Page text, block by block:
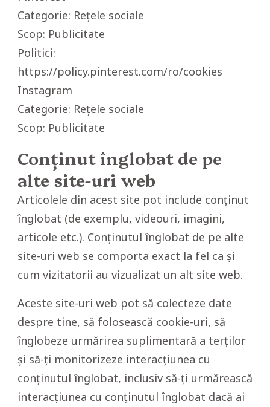
Categorie: Rețele sociale
Scop: Publicitate
Politici:
https://policy.pinterest.com/ro/cookies
Instagram
Categorie: Rețele sociale
Scop: Publicitate
Conținut înglobat de pe
alte site-uri web
Articolele din acest site pot include conținut
înglobat (de exemplu, videouri, imagini,
articole etc.). Conținutul înglobat de pe alte
site-uri web se comporta exact la fel ca și
cum vizitatorii au vizualizat un alt site web.
Aceste site-uri web pot să colecteze date
despre tine, să folosească cookie-uri, să
înglobeze urmărirea suplimentară a terților
și să-ți monitorizeze interacțiunea cu
conținutul înglobat, inclusiv să-ți urmărească
interacțiunea cu conținutul înglobat dacă ai